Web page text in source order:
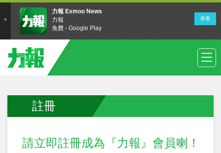
註冊
請立即註冊成為『力報』會員喇！